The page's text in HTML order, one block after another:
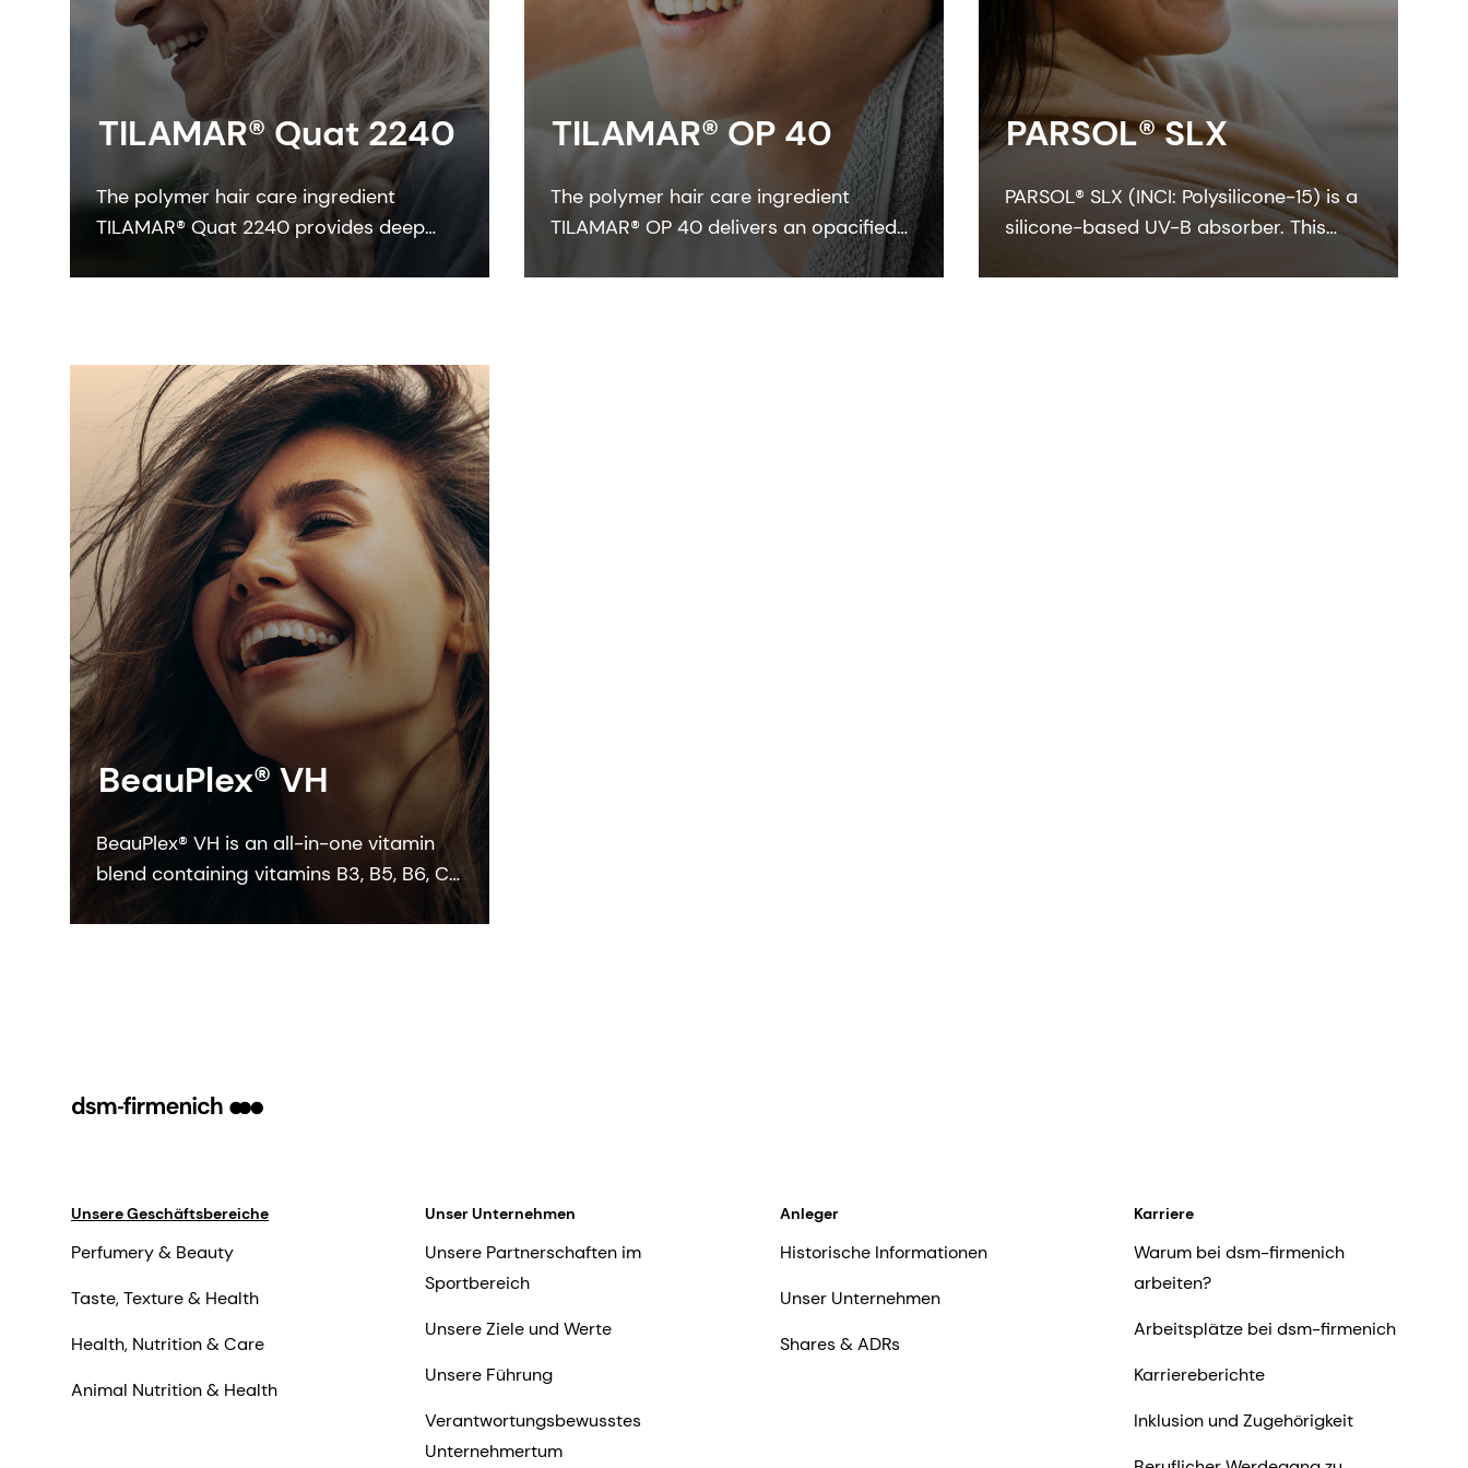
TILAMAR® Quat 2240
The polymer hair care ingredient
TILAMAR® Quat 2240 provides deep
conditioning with a weightless feel and
TILAMAR® OP 40
The polymer hair care ingredient
TILAMAR® OP 40 delivers an opacified
formulation with a creamy texture;
PARSOL® SLX
PARSOL® SLX (INCI: Polysilicone-15) is a
silicone-based UV-B absorber. This
BeauPlex® VH
BeauPlex® VH is an all-in-one vitamin
blend containing vitamins B3, B5, B6, C
and E – vitamins which are known to
Unsere Geschäftsbereiche
Perfumery & Beauty
Taste, Texture & Health
Health, Nutrition & Care
Animal Nutrition & Health
Unser Unternehmen
Unsere Partnerschaften im
Sportbereich
Unsere Ziele und Werte
Unsere Führung
Verantwortungsbewusstes
Unternehmertum
Anleger
Historische Informationen
Unser Unternehmen
Shares & ADRs
Karriere
Warum bei dsm-firmenich
arbeiten?
Arbeitsplätze bei dsm-firmenich
Karriereberichte
Inklusion und Zugehörigkeit